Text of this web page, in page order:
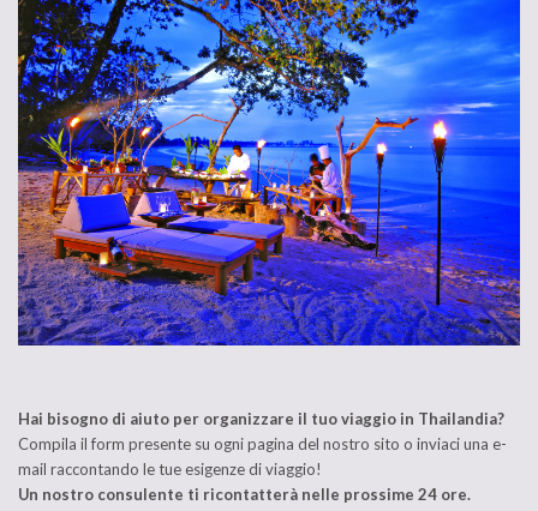
Hai bisogno di aiuto per organizzare il tuo viaggio in Thailandia?
Compila il form presente su ogni pagina del nostro sito o inviaci una e-
mail raccontando le tue esigenze di viaggio!
Un nostro consulente ti ricontatterà nelle prossime 24 ore.